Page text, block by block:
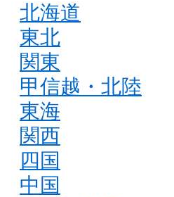
北海道
東北
関東
甲信越・北陸
東海
関西
四国
中国